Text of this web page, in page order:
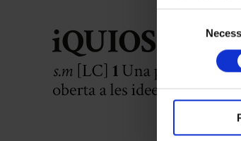
les cookies
consentiment